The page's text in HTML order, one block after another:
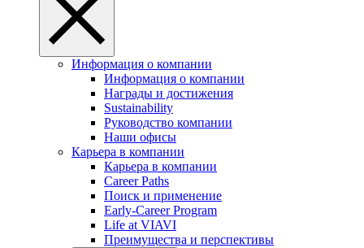
Информация о компании
Информация о компании
Награды и достижения
Sustainability
Руководство компании
Наши офисы
Карьера в компании
Карьера в компании
Career Paths
Поиск и применение
Early-Career Program
Life at VIAVI
Преимущества и перспективы